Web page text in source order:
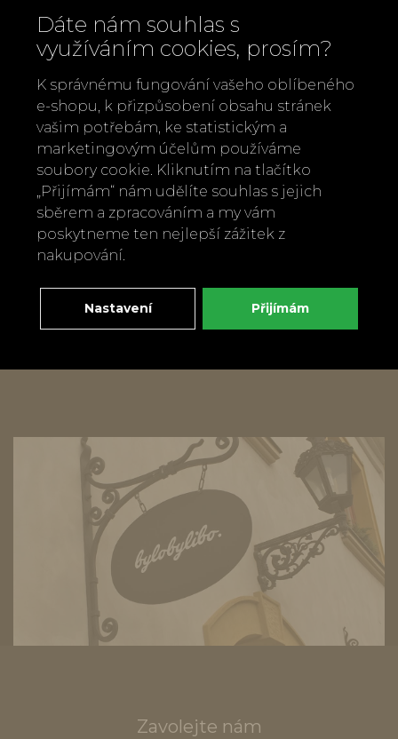
24 hodin chladný a 12 hodin horký.
Vyrobeno z prvotřídní nerezové oceli
uvnitř i vně.
Konstruováno s vakuovou izolací s
dvojitou stěnou.
Vynikající těsnost a vzduchotěsný
uzávěr.
Zachovává chuť a svěžest
Bez kondenzace
Bez BPA
Doporučit
Zavolejte nám
Dáte nám souhlas s
využíváním cookies, prosím?
K správnému fungování vašeho oblíbeného
e-shopu, k přizpůsobení obsahu stránek
vašim potřebám, ke statistickým a
marketingovým účelům používáme
soubory cookie. Kliknutím na tlačítko
„Přijímám“ nám udělíte souhlas s jejich
sběrem a zpracováním a my vám
poskytneme ten nejlepší zážitek z
nakupování.
Nastavení Přijímám